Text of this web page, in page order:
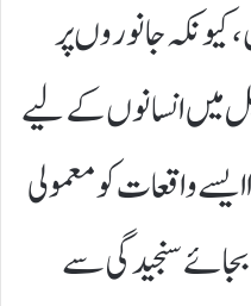
جانوروں پر
میں انسانوں کے لیے
واقعات کو معمولی
سنجیدگی سے